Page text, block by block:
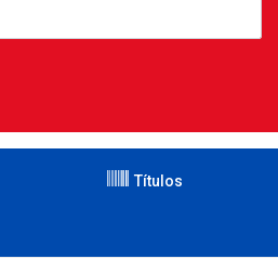
Títulos